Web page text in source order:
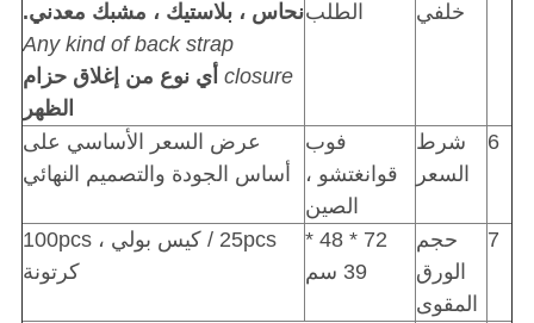
خلفي الطلبنحاس ، بلاستيك ، مشبك معدني.
Any kind of back strap
closure أي نوع من إغلاق حزام
الظهر
6
شرط
السعر
فوب
قوانغتشو ،
الصين
عرض السعر الأساسي على
أساس الجودة والتصميم النهائي
7
حجم
الورق
المقوى
72 * 48 *
39 سم
25pcs / كيس بولي ، 100pcs
كرتونة